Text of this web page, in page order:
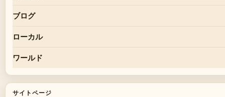
ブログ
ローカル
ワールド
サイトページ